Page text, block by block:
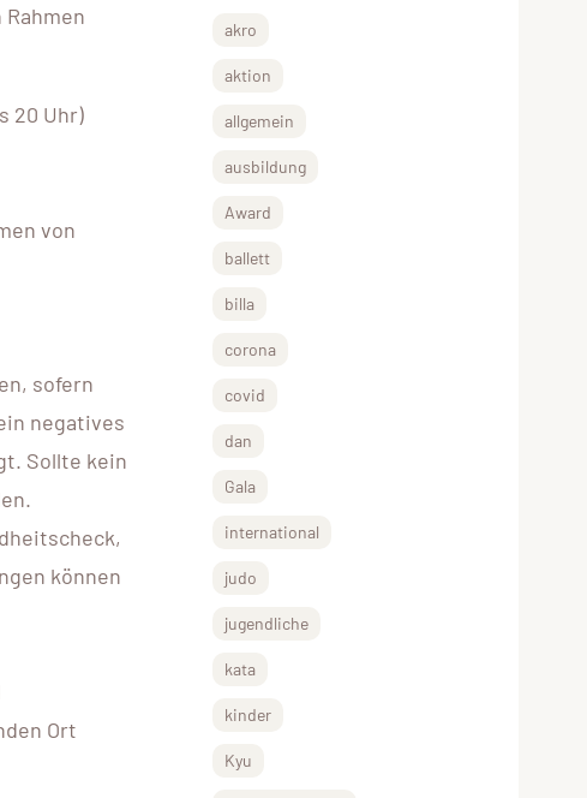
20 Uhr)
von
sofern
negatives
Sollte kein
können
Ort
akro
aktion
allgemein
ausbildung
Award
ballett
billa
corona
covid
dan
Gala
international
judo
jugendliche
kata
kinder
Kyu